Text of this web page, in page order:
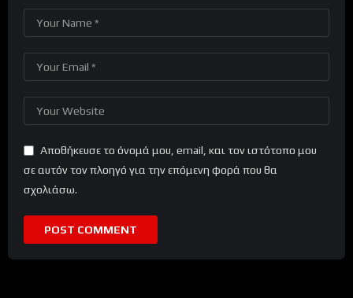
Αποθήκευσε το όνομά μου, email, και τον ιστότοπο μου
σε αυτόν τον πλοηγό για την επόμενη φορά που θα
σχολιάσω.